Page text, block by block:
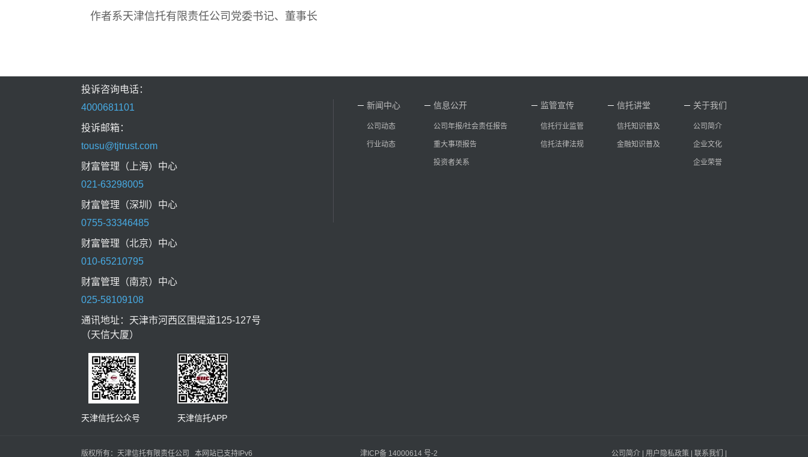
作者系天津信托有限责任公司党委书记、董事长
投诉咨询电话：
4000681101
投诉邮箱：
tousu@tjtrust.com
财富管理（上海）中心
021-63298005
财富管理（深圳）中心
0755-33346485
财富管理（北京）中心
010-65210795
财富管理（南京）中心
025-58109108
通讯地址：天津市河西区围堤道125-127号
（天信大厦）
天津信托公众号 天津信托APP
新闻中心
公司动态
行业动态
信息公开
公司年报/社会责任报告
重大事项报告
投资者关系
监管宣传
信托行业监管
信托法律法规
信托讲堂
信托知识普及
金融知识普及
关于我们
公司简介
企业文化
企业荣誉
版权所有：天津信托有限责任公司 本网站已支持IPv6 津ICP备 14000614 号-2 公司简介 用户隐私政策 联系我们